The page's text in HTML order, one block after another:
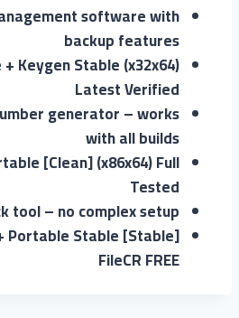
software with
backup features
Keygen Stable (x32x64)
Latest Verified
generator – works
with all builds
[Clean] (x86x64) Full
Tested
tool – no complex setup
Portable Stable [Stable]
FileCR FREE